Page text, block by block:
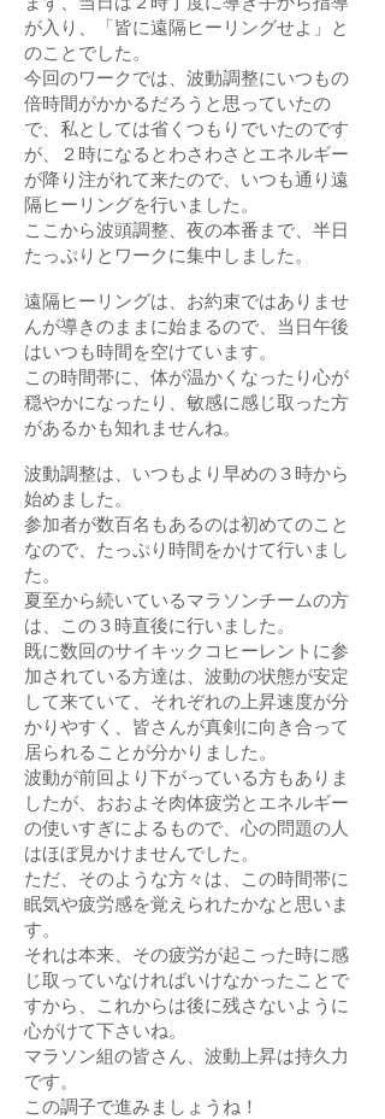
が入り、「皆に遠隔ヒーリングせよ」と
のことでした。
今回のワークでは、波動調整にいつもの
倍時間がかかるだろうと思っていたの
で、私としては省くつもりでいたのです
が、２時になるとわさわさとエネルギー
が降り注がれて来たので、いつも通り遠
隔ヒーリングを行いました。
ここから波頭調整、夜の本番まで、半日
たっぷりとワークに集中しました。
遠隔ヒーリングは、お約束ではありませ
んが導きのままに始まるので、当日午後
はいつも時間を空けています。
この時間帯に、体が温かくなったり心が
穏やかになったり、敏感に感じ取った方
があるかも知れませんね。
波動調整は、いつもより早めの３時から
始めました。
参加者が数百名もあるのは初めてのこと
なので、たっぷり時間をかけて行いまし
た。
夏至から続いているマラソンチームの方
は、この３時直後に行いました。
既に数回のサイキックコヒーレントに参
加されている方達は、波動の状態が安定
して来ていて、それぞれの上昇速度が分
かりやすく、皆さんが真剣に向き合って
居られることが分かりました。
波動が前回より下がっている方もありま
したが、おおよそ肉体疲労とエネルギー
の使いすぎによるもので、心の問題の人
はほぼ見かけませんでした。
ただ、そのような方々は、この時間帯に
眠気や疲労感を覚えられたかなと思いま
す。
それは本来、その疲労が起こった時に感
じ取っていなければいけなかったことで
すから、これからは後に残さないように
心がけて下さいね。
マラソン組の皆さん、波動上昇は持久力
です。
この調子で進みましょうね！